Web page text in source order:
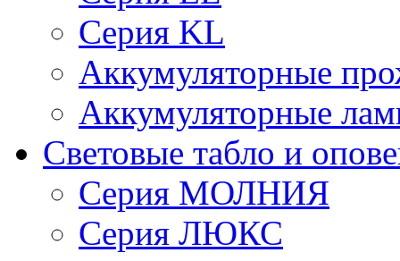
Серия KL
Аккумуляторные
Аккумуляторные
Световые табло и
Серия МОЛНИЯ
Серия ЛЮКС